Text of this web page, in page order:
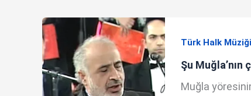
Türk Halk
Şu Muğla’nın
Muğla